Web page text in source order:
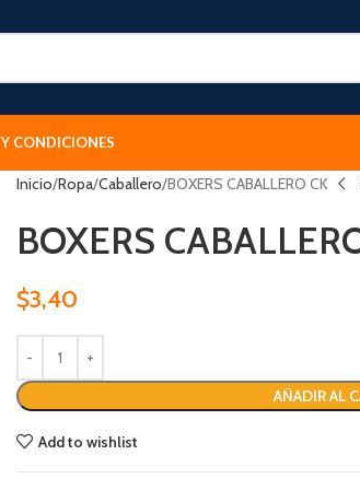
CONDICIONES
Inicio Ropa Caballero BOXERS CABALLERO CK
BOXERS
$3,40
AÑADIR AL
Add to wishlist